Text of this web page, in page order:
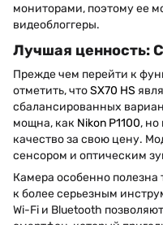
мониторами, поэтому ее
видеоблоггеры.
Лучшая ценность:
Прежде чем перейти к
отметить, чтоSX70 HS
сбалансированных
мощна, как Nikon P1100, но
качество за свою цену.
сенсором и оптическим
Камера особенно полезна
к более серьезным
Wi-Fi и Bluetooth